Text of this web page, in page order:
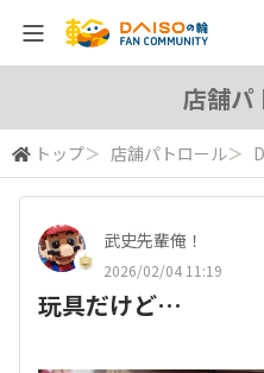
店舗パ
トップ＞ 店舗パトロール＞
武史先輩俺！
2026/02/04 11:19
玩具だけど…